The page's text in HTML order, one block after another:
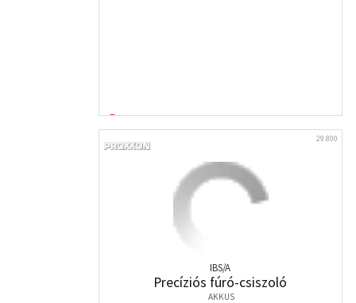
29.800
IBS/A
Precíziós fúró-csiszoló
AKKUS